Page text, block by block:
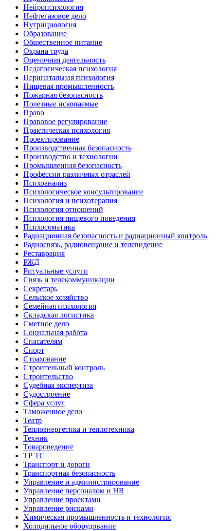
Нейропсихология
Нефтегазовое дело
Нутрициология
Образование
Общественное питание
Охрана труда
Оценочная деятельность
Педагогическая психология
Перинатальная психология
Пищевая промышленность
Пожарная безопасность
Полезные ископаемые
Право
Правовое регулирование
Практическая психология
Проектирование
Производственная безопасность
Производство и технологии
Промышленная безопасность
Профессии различных отраслей
Психоанализ
Психологическое консультирование
Психология и психотерапия
Психология отношений
Психология пищевого поведения
Психосоматика
Радиационная безопасность и радиационный контроль
Радиосвязь, радиовещание и телевидение
Реставрация
РЖД
Ритуальные услуги
Связь и телекоммуникации
Секретарь
Сельское хозяйство
Семейная психология
Складская логистика
Сметное дело
Социальная работа
Спасателям
Спорт
Страхование
Строительный контроль
Строительство
Судебная экспертиза
Судостроение
Сфера услуг
Таможенное дело
Театр
Теплоэнергетика и теплотехника
Техник
Товароведение
ТР ТС
Транспорт и дороги
Транспортная безопасность
Управление и администрирование
Управление персоналом и HR
Управление проектами
Управление рисками
Химическая промышленность и технология
Холодильное оборудование